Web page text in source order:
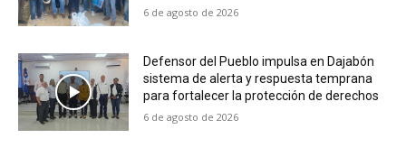
6 de agosto de 2026
Defensor del Pueblo impulsa en Dajabón
sistema de alerta y respuesta temprana
para fortalecer la protección de derechos
6 de agosto de 2026